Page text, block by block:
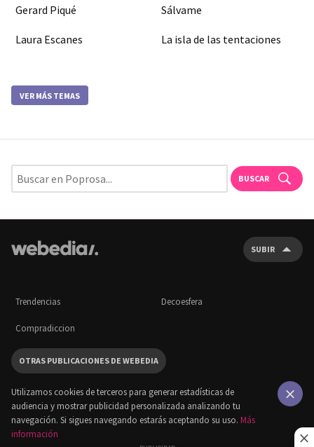
Gerard Piqué Sálvame
Laura Escanes La isla de las tentaciones
VER MÁS TEMAS
BUSCAR
SUBIR
Trendencias Decoesfera
Compradiccion
OTRAS PUBLICACIONES DE WEBEDIA
Utilizamos cookies de terceros para generar estadísticas de
audiencia y mostrar publicidad personalizada analizando tu
navegación. Si sigues navegando estarás aceptando su uso. Más
información